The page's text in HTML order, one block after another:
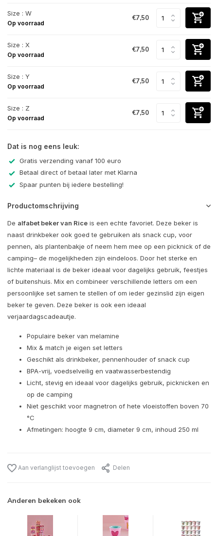
Size : W
Op voorraad
€7,50
Size : X
Op voorraad
€7,50
Size : Y
Op voorraad
€7,50
Size : Z
Op voorraad
€7,50
Dat is nog eens leuk:
Gratis verzending vanaf 100 euro
Betaal direct of betaal later met Klarna
Spaar punten bij iedere bestelling!
Productomschrijving
De alfabet beker van Rice is een echte favoriet. Deze beker is
naast drinkbeker ook goed te gebruiken als snack cup, voor
pennen, als plantenbakje of neem hem mee op een picknick of de
camping– de mogelijkheden zijn eindeloos. Door het sterke en
lichte materiaal is de beker ideaal voor dagelijks gebruik, feestjes
of buitenshuis. Mix en combineer verschillende letters om een
persoonlijke set samen te stellen of om ieder gezinslid zijn eigen
beker te geven. Deze beker is ook een ideaal
verjaardagscadeautje.
Populaire beker van melamine
Mix & match je eigen set letters
Geschikt als drinkbeker, pennenhouder of snack cup
BPA-vrij, voedselveilig en vaatwasserbestendig
Licht, stevig en ideaal voor dagelijks gebruik, picknicken en
op de camping
Niet geschikt voor magnetron of hete vloeistoffen boven 70
°C
Afmetingen: hoogte 9 cm, diameter 9 cm, inhoud 250 ml
Aan verlanglijst toevoegen Delen
Anderen bekeken ook